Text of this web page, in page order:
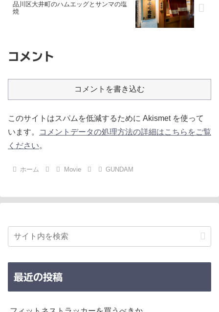
品川区大井町のハムエッグとサンマの塩
焼
コメント
コメントを書き込む
このサイトはスパムを低減するために Akismet を使って
います。
コメントデータの処理方法の詳細はこちらをご覧
ください。
ホーム Movie GUNDAM
最近の投稿